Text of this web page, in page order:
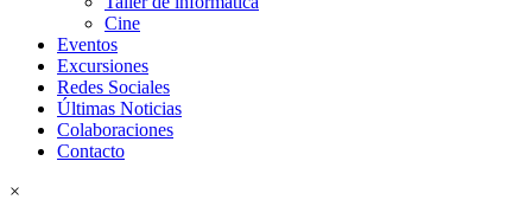
Cine
Eventos
Excursiones
Redes Sociales
Últimas Noticias
Colaboraciones
Contacto
×